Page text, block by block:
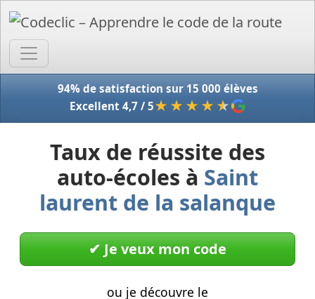
94% de satisfaction sur 15 000 élèves
Excellent 4,7 / 5★★★★ ★
Taux de réussite des
auto-écoles à Saint
laurent de la salanque
✔︎ Je veux mon code
ou je découvre le